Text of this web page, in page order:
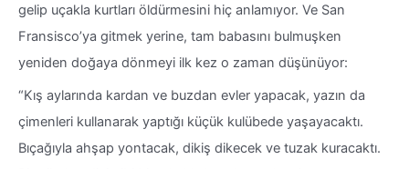
gelip uçakla kurtları öldürmesini hiç anlamıyor. Ve San
Fransisco’ya gitmek yerine, tam babasını bulmuşken
yeniden doğaya dönmeyi ilk kez o zaman düşünüyor:
“Kış aylarında kardan ve buzdan evler yapacak, yazın da
çimenleri kullanarak yaptığı küçük kulübede yaşayacaktı.
Bıçağıyla ahşap yontacak, dikiş dikecek ve tuzak kuracaktı.